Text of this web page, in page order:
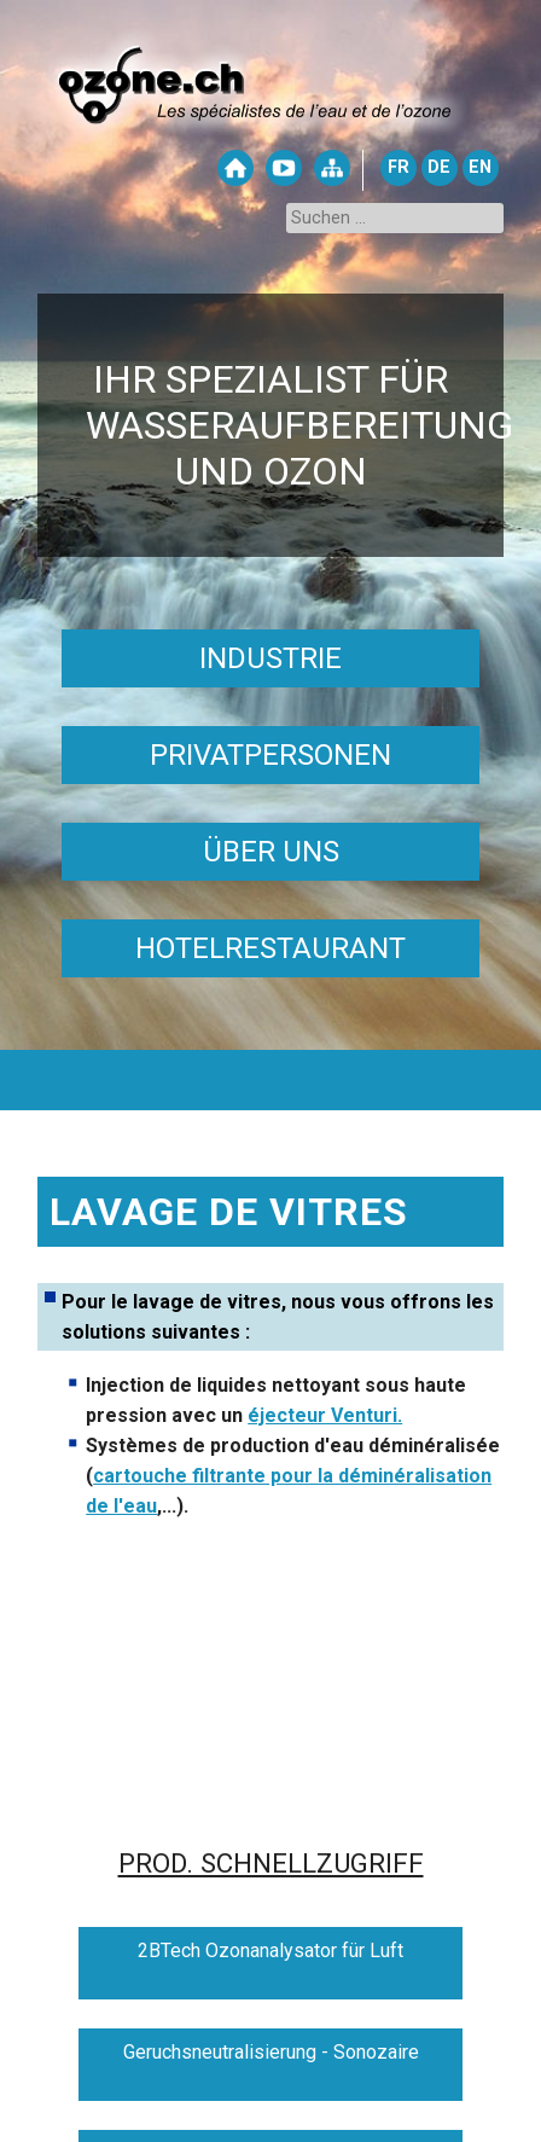
FR DE EN
IHR SPEZIALIST FÜR
WASSERAUFBEREITUNG
UND OZON
INDUSTRIE
PRIVATPERSONEN
ÜBER UNS
HOTELRESTAURANT
LAVAGE DE VITRES
Pour le lavage de vitres, nous vous offrons les
solutions suivantes :
Injection de liquides nettoyant sous haute
pression avec un éjecteur Venturi.
Systèmes de production d'eau déminéralisée
(cartouche filtrante pour la déminéralisation
de l'eau,...).
PROD. SCHNELLZUGRIFF
2BTech Ozonanalysator für Luft
Geruchsneutralisierung - Sonozaire